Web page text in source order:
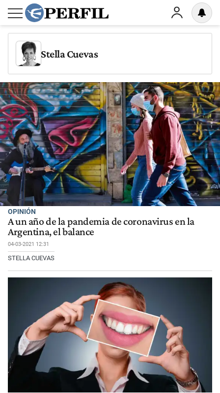
Stella Cuevas
OPINIÓN
A un año de la pandemia de coronavirus en la
Argentina, el balance
04-03-2021 12:31
STELLA CUEVAS